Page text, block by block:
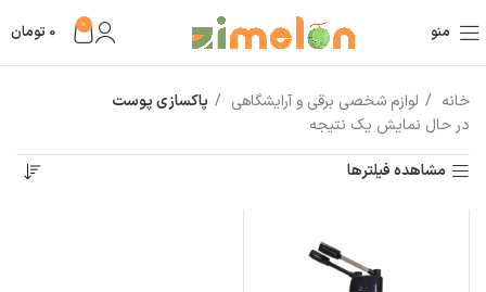
منو 0
0 تومان
خانه لوازم شخصی برقی و آرایشگاهی
پاکسازی پوست
در حال نمایش یک نتیجه
مشاهده فیلترها